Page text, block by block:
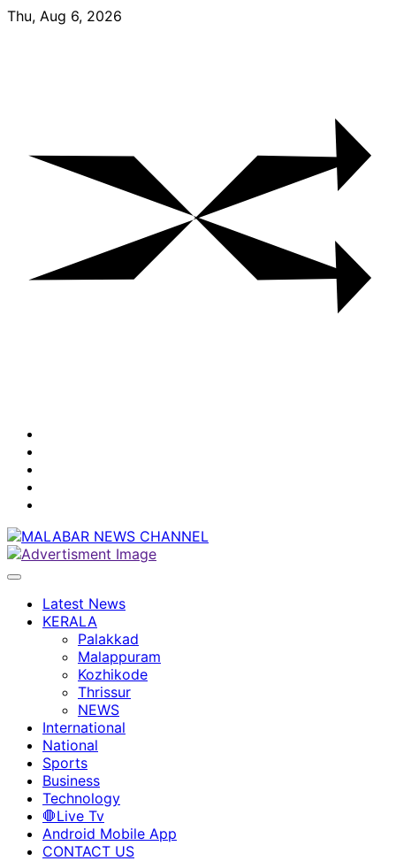
Skip
Thu, Aug 6, 2026
Latest News
KERALA
Palakkad
Malappuram
Kozhikode
Thrissur
NEWS
International
National
Sports
Business
Technology
🛑Live Tv
Android Mobile App
CONTACT US